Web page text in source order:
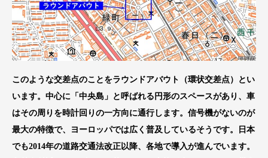
このような交差点のことをラウンドアバウト（環状交差点）とい
います。中心に「中央島」と呼ばれる円形のスペースがあり、車
はその周りを時計回りの一方向に通行します。信号機がないのが
最大の特徴で、ヨーロッパでは広く普及しているそうです。日本
でも2014年の道路交通法改正以降、各地で導入が進んでいます。